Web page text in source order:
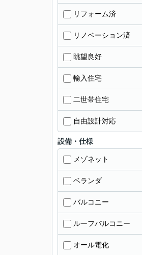
リフォーム済
リノベーション済
眺望良好
輸入住宅
二世帯住宅
自由設計対応
設備・仕様
メゾネット
ベランダ
バルコニー
ルーフバルコニー
オール電化